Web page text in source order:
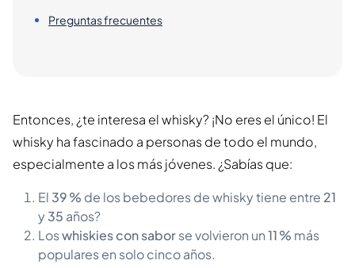
Preguntas frecuentes
Entonces, ¿te interesa el whisky? ¡No eres el único! El
whisky ha fascinado a personas de todo el mundo,
especialmente a los más jóvenes. ¿Sabías que:
El 39 % de los bebedores de whisky tiene entre 21
y35 años?
Loswhiskies con saborse volvieron un11 % más
populares en solo cinco años.